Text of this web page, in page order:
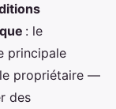
: le
principale
le propriétaire —
des